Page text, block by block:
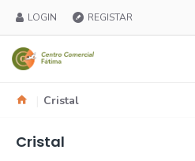
LOGIN REGISTAR
Cristal
Cristal